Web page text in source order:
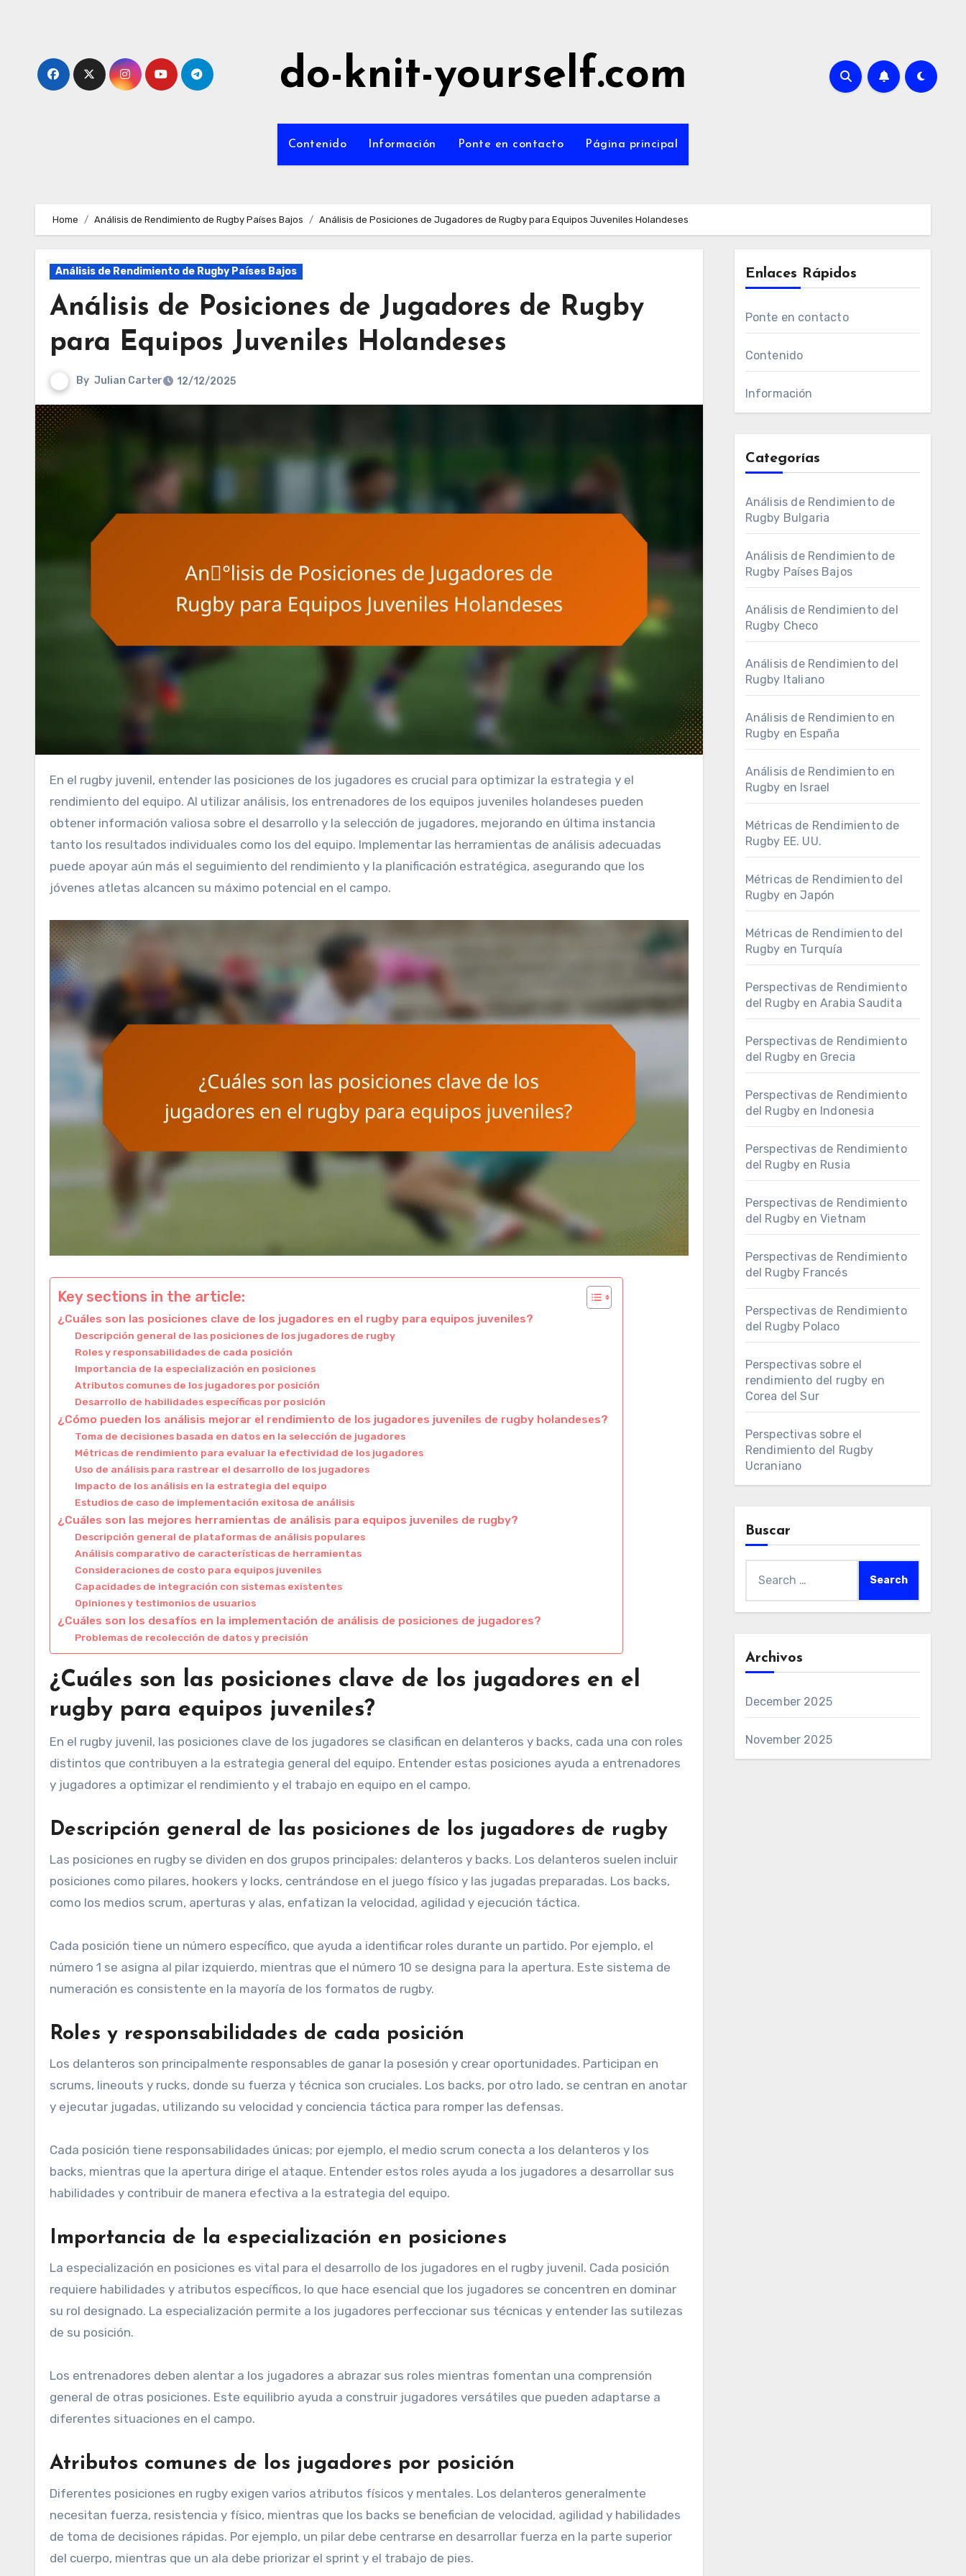
do-knit-yourself.com
Contenido Información Ponte en contacto Página principal
Home Análisis de Rendimiento de Rugby Países Bajos Análisis de Posiciones de Jugadores de Rugby para Equipos Juveniles Holandeses
Análisis de Rendimiento de Rugby Países Bajos
Análisis de Posiciones de Jugadores de Rugby
para Equipos Juveniles Holandeses
By Julian Carter 12/12/2025
En el rugby juvenil, entender las posiciones de los jugadores es crucial para optimizar la estrategia y el
rendimiento del equipo. Al utilizar análisis, los entrenadores de los equipos juveniles holandeses pueden
obtener información valiosa sobre el desarrollo y la selección de jugadores, mejorando en última instancia
tanto los resultados individuales como los del equipo. Implementar las herramientas de análisis adecuadas
puede apoyar aún más el seguimiento del rendimiento y la planificación estratégica, asegurando que los
jóvenes atletas alcancen su máximo potencial en el campo.
Key sections in the article:
¿Cuáles son las posiciones clave de los jugadores en el rugby para equipos juveniles?
Descripción general de las posiciones de los jugadores de rugby
Roles y responsabilidades de cada posición
Importancia de la especialización en posiciones
Atributos comunes de los jugadores por posición
Desarrollo de habilidades específicas por posición
¿Cómo pueden los análisis mejorar el rendimiento de los jugadores juveniles de rugby holandeses?
Toma de decisiones basada en datos en la selección de jugadores
Métricas de rendimiento para evaluar la efectividad de los jugadores
Uso de análisis para rastrear el desarrollo de los jugadores
Impacto de los análisis en la estrategia del equipo
Estudios de caso de implementación exitosa de análisis
¿Cuáles son las mejores herramientas de análisis para equipos juveniles de rugby?
Descripción general de plataformas de análisis populares
Análisis comparativo de características de herramientas
Consideraciones de costo para equipos juveniles
Capacidades de integración con sistemas existentes
Opiniones y testimonios de usuarios
¿Cuáles son los desafíos en la implementación de análisis de posiciones de jugadores?
Problemas de recolección de datos y precisión
¿Cuáles son las posiciones clave de los jugadores en el
rugby para equipos juveniles?
En el rugby juvenil, las posiciones clave de los jugadores se clasifican en delanteros y backs, cada una con roles
distintos que contribuyen a la estrategia general del equipo. Entender estas posiciones ayuda a entrenadores
y jugadores a optimizar el rendimiento y el trabajo en equipo en el campo.
Descripción general de las posiciones de los jugadores de rugby
Las posiciones en rugby se dividen en dos grupos principales: delanteros y backs. Los delanteros suelen incluir
posiciones como pilares, hookers y locks, centrándose en el juego físico y las jugadas preparadas. Los backs,
como los medios scrum, aperturas y alas, enfatizan la velocidad, agilidad y ejecución táctica.
Cada posición tiene un número específico, que ayuda a identificar roles durante un partido. Por ejemplo, el
número 1 se asigna al pilar izquierdo, mientras que el número 10 se designa para la apertura. Este sistema de
numeración es consistente en la mayoría de los formatos de rugby.
Roles y responsabilidades de cada posición
Los delanteros son principalmente responsables de ganar la posesión y crear oportunidades. Participan en
scrums, lineouts y rucks, donde su fuerza y técnica son cruciales. Los backs, por otro lado, se centran en anotar
y ejecutar jugadas, utilizando su velocidad y conciencia táctica para romper las defensas.
Cada posición tiene responsabilidades únicas; por ejemplo, el medio scrum conecta a los delanteros y los
backs, mientras que la apertura dirige el ataque. Entender estos roles ayuda a los jugadores a desarrollar sus
habilidades y contribuir de manera efectiva a la estrategia del equipo.
Importancia de la especialización en posiciones
La especialización en posiciones es vital para el desarrollo de los jugadores en el rugby juvenil. Cada posición
requiere habilidades y atributos específicos, lo que hace esencial que los jugadores se concentren en dominar
su rol designado. La especialización permite a los jugadores perfeccionar sus técnicas y entender las sutilezas
de su posición.
Los entrenadores deben alentar a los jugadores a abrazar sus roles mientras fomentan una comprensión
general de otras posiciones. Este equilibrio ayuda a construir jugadores versátiles que pueden adaptarse a
diferentes situaciones en el campo.
Atributos comunes de los jugadores por posición
Diferentes posiciones en rugby exigen varios atributos físicos y mentales. Los delanteros generalmente
necesitan fuerza, resistencia y físico, mientras que los backs se benefician de velocidad, agilidad y habilidades
de toma de decisiones rápidas. Por ejemplo, un pilar debe centrarse en desarrollar fuerza en la parte superior
del cuerpo, mientras que un ala debe priorizar el sprint y el trabajo de pies.
Enlaces Rápidos
Ponte en contacto
Contenido
Información
Categorías
Análisis de Rendimiento de
Rugby Bulgaria
Análisis de Rendimiento de
Rugby Países Bajos
Análisis de Rendimiento del
Rugby Checo
Análisis de Rendimiento del
Rugby Italiano
Análisis de Rendimiento en
Rugby en España
Análisis de Rendimiento en
Rugby en Israel
Métricas de Rendimiento de
Rugby EE. UU.
Métricas de Rendimiento del
Rugby en Japón
Métricas de Rendimiento del
Rugby en Turquía
Perspectivas de Rendimiento
del Rugby en Arabia Saudita
Perspectivas de Rendimiento
del Rugby en Grecia
Perspectivas de Rendimiento
del Rugby en Indonesia
Perspectivas de Rendimiento
del Rugby en Rusia
Perspectivas de Rendimiento
del Rugby en Vietnam
Perspectivas de Rendimiento
del Rugby Francés
Perspectivas de Rendimiento
del Rugby Polaco
Perspectivas sobre el
rendimiento del rugby en
Corea del Sur
Perspectivas sobre el
Rendimiento del Rugby
Ucraniano
Buscar
for:
Archivos
December 2025
November 2025